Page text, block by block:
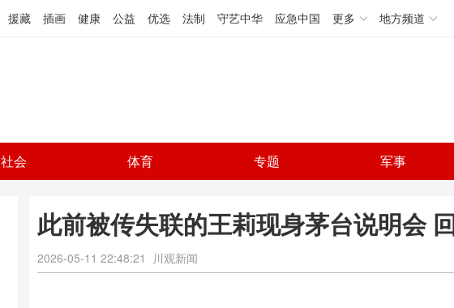
援藏 插画 健康 公益 优选 法制 守艺中华 应急中国 更多 地方频道
社会 体育 专题 军事
此前被传失联的王莉现身茅台说明会
2026-05-11 22:48:21 川观新闻